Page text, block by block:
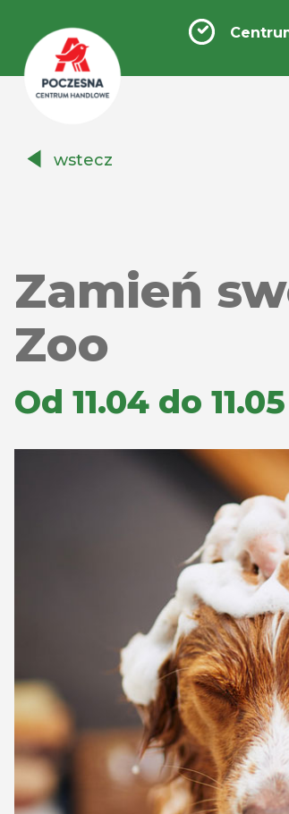
Handlowe
wstecz
Zamień
Zoo
Od 11.04 do 11.05